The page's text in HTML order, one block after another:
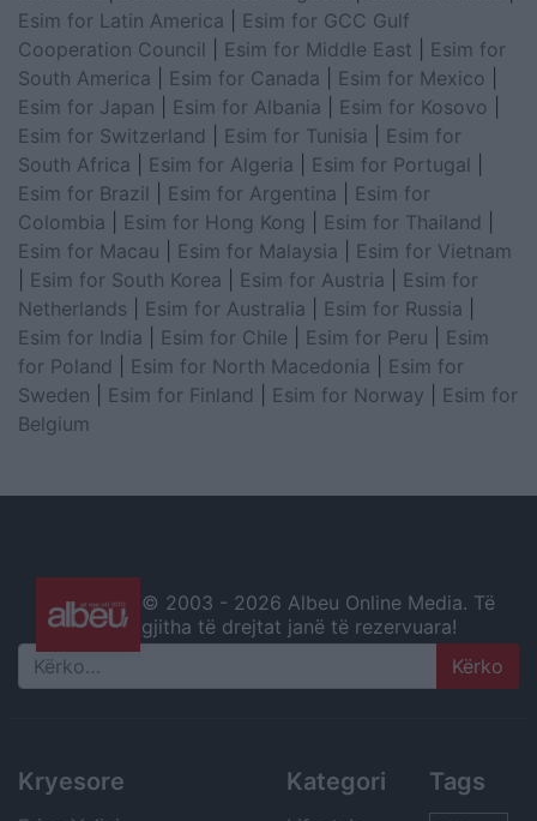
Esim for Latin America
Esim for GCC Gulf
Cooperation Council
Esim for Middle East
Esim for
South America
Esim for Canada Esim for Mexico
Esim for Japan
Esim for Albania Esim for Kosovo
Esim for Switzerland
Esim for Tunisia
Esim for
South Africa
Esim for Algeria Esim for Portugal
Esim for Brazil
Esim for Argentina
Esim for
Colombia
Esim for Hong Kong Esim for Thailand
Esim for Macau
Esim for Malaysia
Esim for Vietnam
Esim for South Korea Esim for Austria
Esim for
Netherlands
Esim for Australia Esim for Russia
Esim for India
Esim for Chile Esim for Peru
Esim
for Poland
Esim for North Macedonia
Esim for
Sweden
Esim for Finland Esim for Norway
Esim for
Belgium
© 2003 - 2026 Albeu Online Media. Të
gjitha të drejtat janë të rezervuara!
Search
Kryesore Kategori Tags